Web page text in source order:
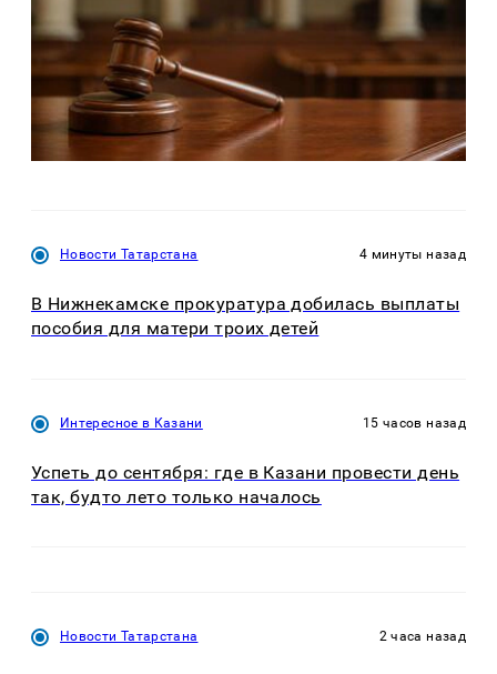
Новости Татарстана 4 минуты назад
В Нижнекамске прокуратура добилась выплаты
пособия для матери троих детей
Интересное в Казани 15 часов назад
Успеть до сентября: где в Казани провести день
так, будто лето только началось
Новости Татарстана 2 часа назад